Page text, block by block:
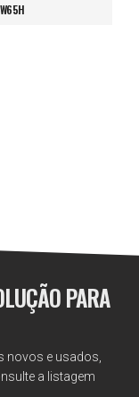
PARA
novos e usados,
a listagem